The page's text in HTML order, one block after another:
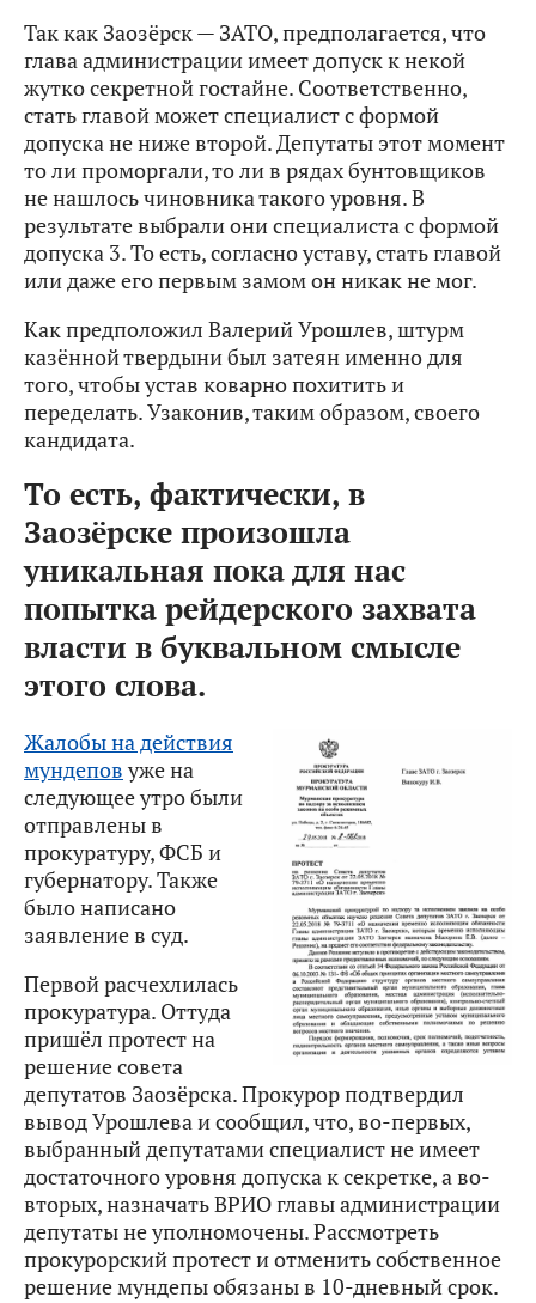
Так как Заозёрск — ЗАТО, предполагается, что
глава администрации имеет допуск к некой
жутко секретной гостайне. Соответственно,
стать главой может специалист с формой
допуска не ниже второй. Депутаты этот момент
то ли проморгали, то ли в рядах бунтовщиков
не нашлось чиновника такого уровня. В
результате выбрали они специалиста с формой
допуска 3. То есть, согласно уставу, стать главой
или даже его первым замом он никак не мог.
Как предположил Валерий Урошлев, штурм
казённой твердыни был затеян именно для
того, чтобы устав коварно похитить и
переделать. Узаконив, таким образом, своего
кандидата.
То есть, фактически, в
Заозёрске произошла
уникальная пока для нас
попытка рейдерского захвата
власти в буквальном смысле
этого слова.
Жалобы на действия
мундепов уже на
следующее утро были
отправлены в
прокуратуру, ФСБ и
губернатору. Также
было написано
заявление в суд.
Первой расчехлилась
прокуратура. Оттуда
пришёл протест на
решение совета
депутатов Заозёрска. Прокурор подтвердил
вывод Урошлева и сообщил, что, во-первых,
выбранный депутатами специалист не имеет
достаточного уровня допуска к секретке, а во-
вторых, назначать ВРИО главы администрации
депутаты не уполномочены. Рассмотреть
прокурорский протест и отменить собственное
решение мундепы обязаны в 10-дневный срок.